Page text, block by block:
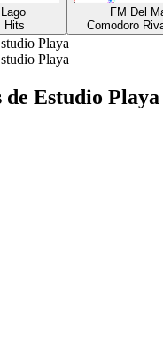
Hits
FM Del
Comodoro
Playa
Playa
de Estudio Playa